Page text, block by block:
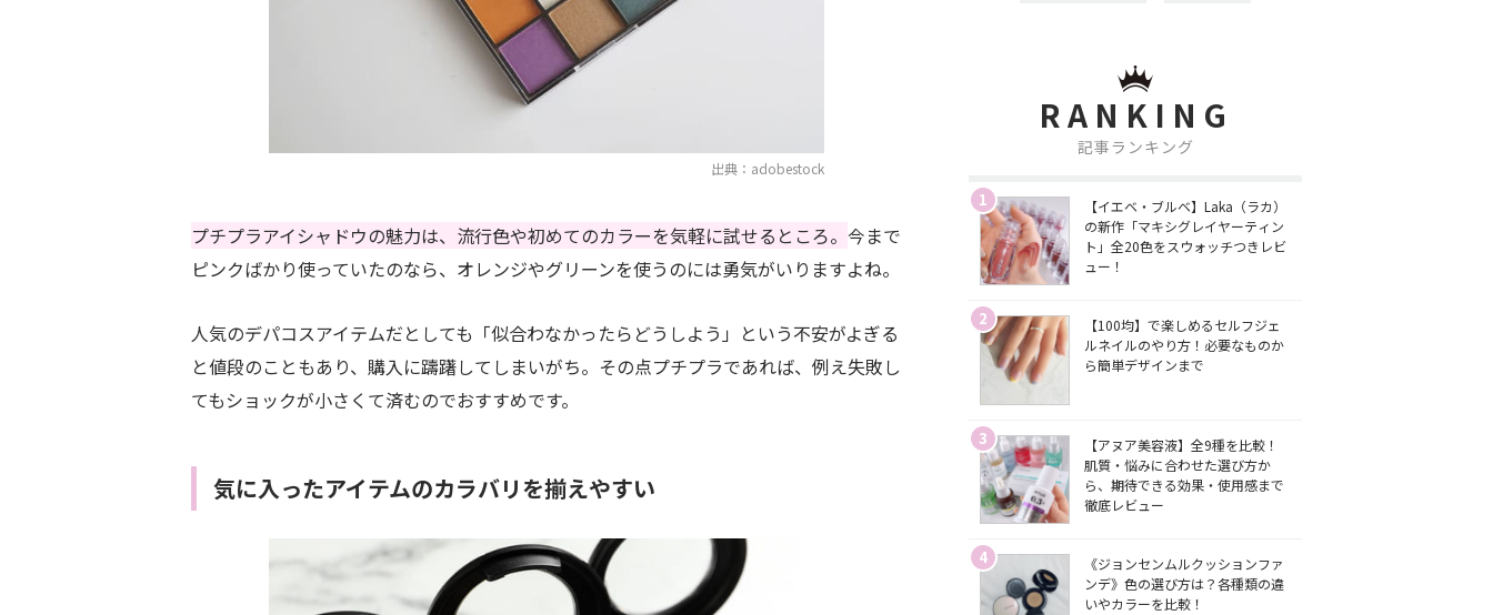
出典：adobestock
プチプラアイシャドウの魅力は、流行色や初めてのカラーを気軽に試せるところ。 今まで
ピンクばかり使っていたのなら、オレンジやグリーンを使うのには勇気がいりますよね。
人気のデパコスアイテムだとしても「似合わなかったらどうしよう」という不安がよぎる
と値段のこともあり、購入に躊躇してしまいがち。その点プチプラであれば、例え失敗し
てもショックが小さくて済むのでおすすめです。
気に入ったアイテムのカラバリを揃えやすい
RANKING
記事ランキング
1
【イエベ・ブルベ】Laka（ラカ）
の新作「マキシグレイヤーティン
ト」全20色をスウォッチつきレビ
ュー！
2
【100均】で楽しめるセルフジェ
ルネイルのやり方！必要なものか
ら簡単デザインまで
3
【アヌア美容液】全9種を比較！
肌質・悩みに合わせた選び方か
ら、期待できる効果・使用感まで
徹底レビュー
4
《ジョンセンムルクッションファ
ンデ》色の選び方は？各種類の違
いやカラーを比較！